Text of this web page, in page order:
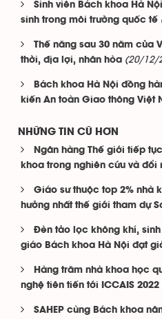
Sinh viên Bách khoa Hà
sinh trong môi trường quốc tế
Thế năng sau 30 năm của
thời, địa lợi, nhân hòa (20/12/
Bách khoa Hà Nội đồng
kiến An toàn Giao thông Việt
NHỮNG TIN CŨ HƠN
Ngân hàng Thế giới tiếp
khoa trong nghiên cứu và đổi
Giáo sư thuộc top 2% nhà
hưởng nhất thế giới tham dự
Đèn tảo lọc không khí,
giáo Bách khoa Hà Nội đạt
Hàng trăm nhà khoa học
nghệ tiên tiến tới ICCAIS 2022
SAHEP cùng Bách khoa